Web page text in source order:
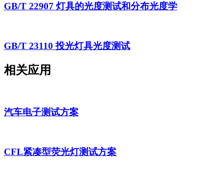
GB/T 22907 灯具的光度测试和分布光度学
GB/T 23110 投光灯具光度测试
相关应用
汽车电子测试方案
CFL紧凑型荧光灯测试方案